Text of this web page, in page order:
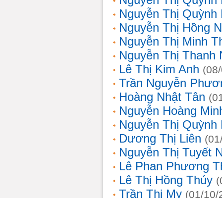
Nguyễn Thị Quỳnh
Nguyễn Thị Hồng
Nguyễn Thị Minh
Nguyễn Thị Thanh
Lê Thị Kim Anh
Trần Nguyễn
Hoàng Nhật Tân
Nguyễn Hoàng
Nguyễn Thị Quỳnh
Dương Thị Liên
Nguyễn Thị Tuyết
Lê Phan Phương
Lê Thị Hồng Thúy
Trần Thị My (01/10/